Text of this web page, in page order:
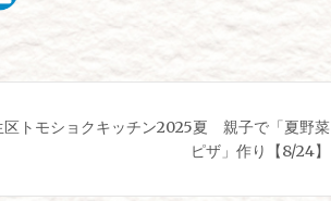
区トモショクキッチン2025夏 親子で「夏野菜
ピザ」作り【8/24】